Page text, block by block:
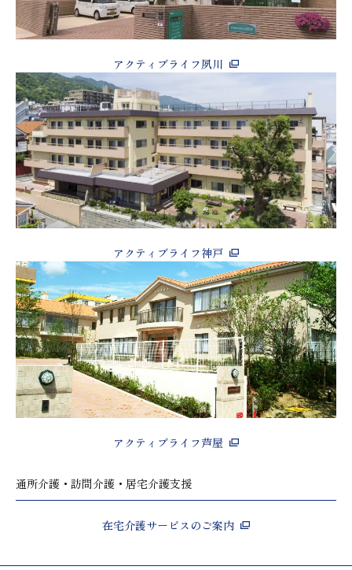
アクティブライフ夙川
アクティブライフ神戸
アクティブライフ芦屋
通所介護・訪問介護・居宅介護支援
在宅介護サービスのご案内